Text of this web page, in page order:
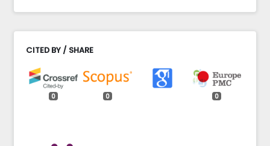
CITED BY / SHARE
0 0 0